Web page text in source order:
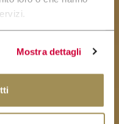
Mostra dettagli